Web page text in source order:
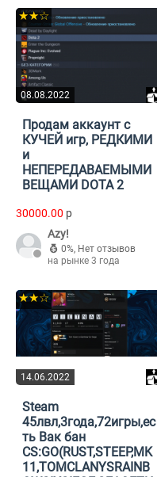
08.08.2022
★★☆
Продам аккаунт с
КУЧЕЙ игр, РЕДКИМИ
и
НЕПЕРЕДАВАЕМЫМИ
ВЕЩАМИ DOTA 2
30000.00 p
Azy!
0%, Нет отзывов
на рынке 3 года
14.06.2022
★★☆
Steam
45лвл,3года,72игры,ес
ть Вак бан
CS:GO(RUST,STEEP,MK
11,TOMCLANYSRAINB